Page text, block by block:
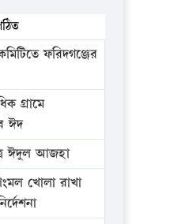
ফরিদগঞ্জের
গ্রামে
ঈদ
ঈদুল আজহা
খোলা রাখা